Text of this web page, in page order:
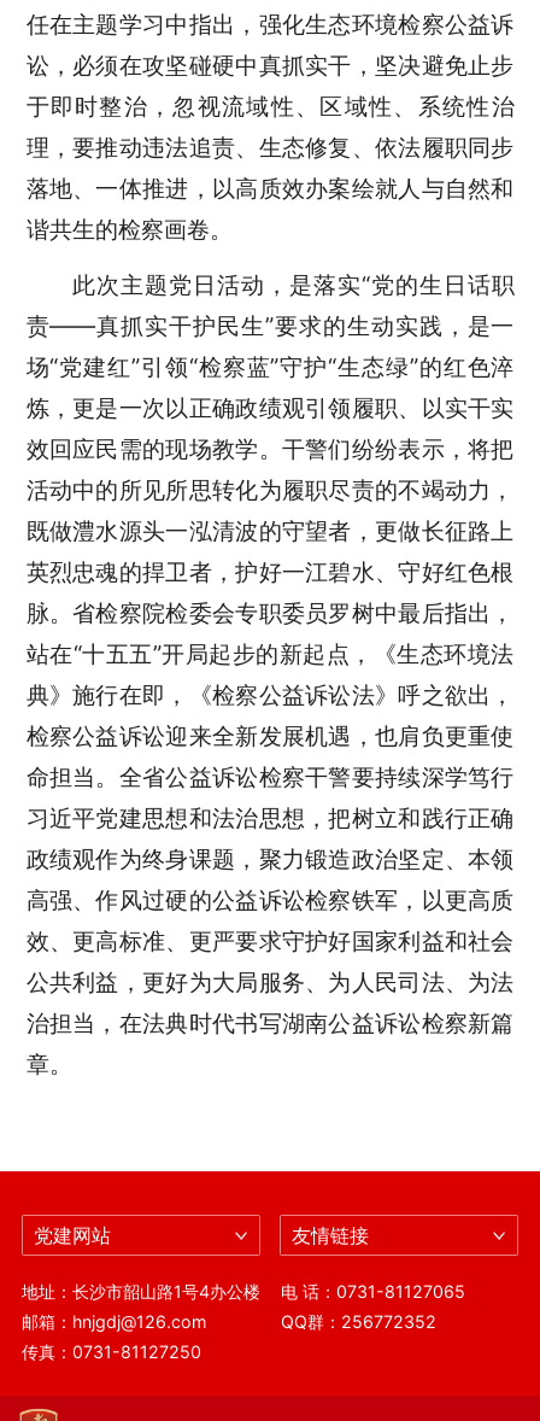
任在主题学习中指出，强化生态环境检察公益诉
讼，必须在攻坚碰硬中真抓实干，坚决避免止步
于即时整治，忽视流域性、区域性、系统性治
理，要推动违法追责、生态修复、依法履职同步
落地、一体推进，以高质效办案绘就人与自然和
谐共生的检察画卷。
此次主题党日活动，是落实“党的生日话职
责——真抓实干护民生”要求的生动实践，是一
场“党建红”引领“检察蓝”守护“生态绿”的红色淬
炼，更是一次以正确政绩观引领履职、以实干实
效回应民需的现场教学。干警们纷纷表示，将把
活动中的所见所思转化为履职尽责的不竭动力，
既做澧水源头一泓清波的守望者，更做长征路上
英烈忠魂的捍卫者，护好一江碧水、守好红色根
脉。省检察院检委会专职委员罗树中最后指出，
站在“十五五”开局起步的新起点，《生态环境法
典》施行在即，《检察公益诉讼法》呼之欲出，
检察公益诉讼迎来全新发展机遇，也肩负更重使
命担当。全省公益诉讼检察干警要持续深学笃行
习近平党建思想和法治思想，把树立和践行正确
政绩观作为终身课题，聚力锻造政治坚定、本领
高强、作风过硬的公益诉讼检察铁军，以更高质
效、更高标准、更严要求守护好国家利益和社会
公共利益，更好为大局服务、为人民司法、为法
治担当，在法典时代书写湖南公益诉讼检察新篇
章。
党建网站 友情链接
地址：长沙市韶山路1号4办公楼
电 话：0731-81127065
邮箱：hnjgdj@126.com
QQ群：256772352
传真：0731-81127250